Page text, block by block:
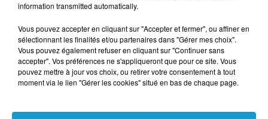
Taille maximum : 500 caractères
Votre CV
L'upload de fichier est limité à 2Mo pour les images et PDF et 5Mo
Votre lettre de motivation
information transmitted automatically.
Vous pouvez accepter en cliquant sur "Accepter et fermer", ou affiner en
sélectionnant les finalités et/ou partenaires dans "Gérer mes choix".
Vous pouvez également refuser en cliquant sur "Continuer sans
accepter". Vos préférences ne s'appliqueront que pour ce site. Vous
pouvez mettre à jour vos choix, ou retirer votre consentement à tout
moment via le lien "Gérer les cookies" situé en bas de chaque page.